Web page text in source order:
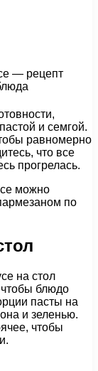
и семгой.
равномерно
что все
прогрелась.
можно
по
на стол
чтобы блюдо
пасты на
и зеленью.
чтобы